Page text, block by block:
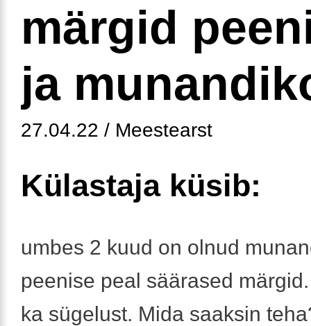
märgid
ja
27.04.22 / Meestearst
Külastaja küsib:
umbes 2 kuud on olnud
peenise peal säärased
ka sügelust. Mida saaksin